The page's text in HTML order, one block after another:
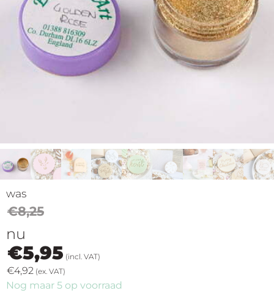
op
thema
Maatwerk
Outlet
was
€8,25
nu
€5,95 (incl. VAT)
€4,92 (ex. VAT)
Nog maar 5 op voorraad